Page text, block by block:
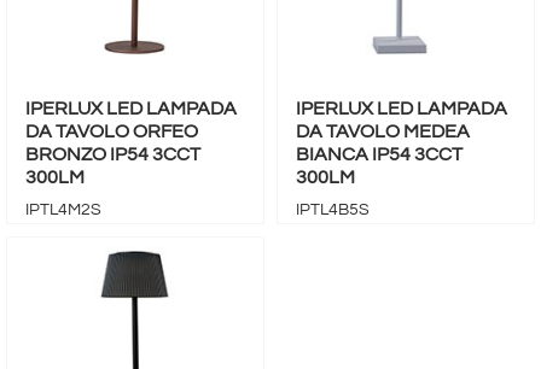
IPERLUX LED LAMPADA
DA TAVOLO ORFEO
BRONZO IP54 3CCT
300LM
IPTL4M2S
IPERLUX LED LAMPADA
DA TAVOLO MEDEA
BIANCA IP54 3CCT
300LM
IPTL4B5S